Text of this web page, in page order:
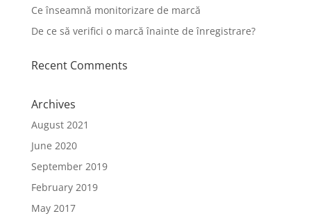
Ce înseamnă monitorizare de marcă
De ce să verifici o marcă înainte de înregistrare?
Recent Comments
Archives
August 2021
June 2020
September 2019
February 2019
May 2017